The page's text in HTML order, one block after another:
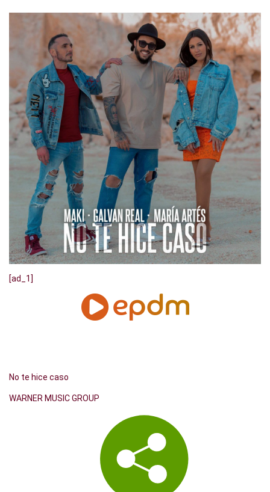
[ad_1]
No te hice caso
WARNER MUSIC GROUP